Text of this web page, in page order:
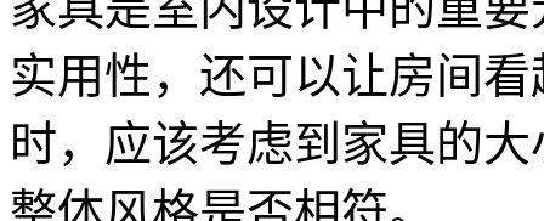
实用性，还可以让房间
时，应该考虑到家具的